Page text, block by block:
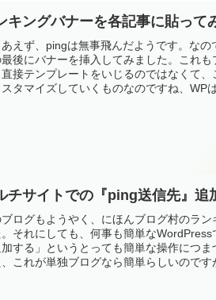
キングバナーを各記事に貼って
えず、pingは無事飛んだようです。なの
後にバナーを挿入してみました。これ
接テンプレートをいじるのではなくて
タマイズしていくものなのですね、WP
チサイトでの『ping送信先』追
ログもようやく、にほんブログ村のラン
それにしても、何事も簡単な
する」というとっても簡単な操作につま
これが単独ブログなら簡単らしいのです